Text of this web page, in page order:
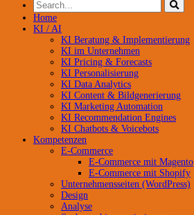
Home
KI / AI
KI Beratung & Implementierung
KI im Unternehmen
KI Pricing & Forecasts
KI Personalisierung
KI Data Analytics
KI Content & Bildgenerierung
KI Marketing Automation
KI Recommendation Engines
KI Chatbots & Voicebots
Kompetenzen
E-Commerce
E-Commerce mit Magento
E-Commerce mit Shopify
Unternehmensseiten (WordPress)
Design
Analyse